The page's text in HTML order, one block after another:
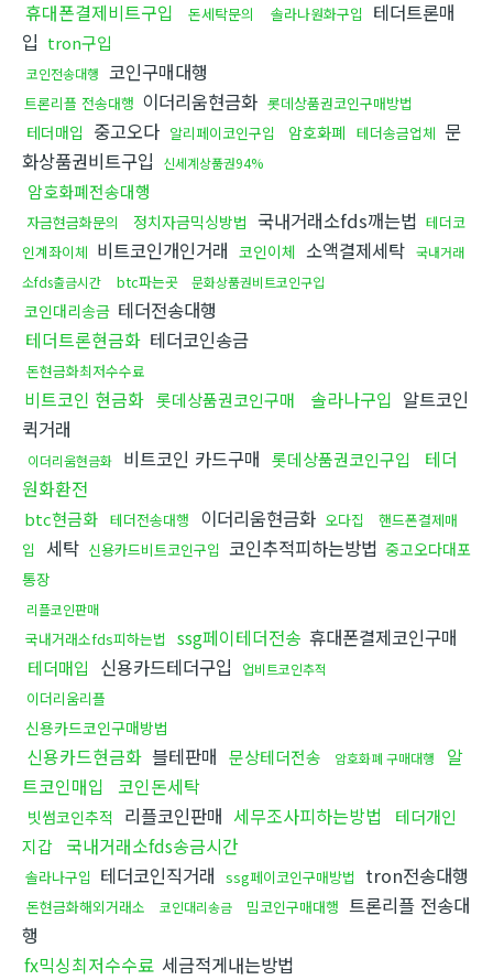
휴대폰결제비트구입
돈세탁문의 솔라나원화구입
테더트론매
입 tron구입
코인전송대행 코인구매대행
트론리플 전송대행 이더리움현금화 롯데상품권코인구매방법
테더매입 중고오다 알리페이코인구입 암호화폐 테더송금업체 문
화상품권비트구입
신세계상품권94%
암호화폐전송대행
자금현금화문의 정치자금믹싱방법 국내거래소fds깨는법 테더코
인계좌이체 비트코인개인거래 코인이체 소액결제세탁 국내거래
소fds출금시간
btc파는곳 문화상품권비트코인구입
코인대리송금 테더전송대행
테더트론현금화 테더코인송금
돈현금화최저수수료
비트코인 현금화 롯데상품권코인구매 솔라나구입 알트코인
퀵거래
이더리움현금화 비트코인 카드구매 롯데상품권코인구입
테더
원화환전
btc현금화 테더전송대행 이더리움현금화 오다집
핸드폰결제매
입
세탁 신용카드비트코인구입 코인추적피하는방법 중고오다대포
통장
리플코인판매
국내거래소fds피하는법 ssg페이테더전송 휴대폰결제코인구매
테더매입 신용카드테더구입 업비트코인추적
이더리움리플
신용카드코인구매방법
신용카드현금화 블테판매 문상테더전송 암호화폐 구매대행
알
트코인매입 코인돈세탁
빗썸코인추적 리플코인판매 세무조사피하는방법
테더개인
지갑
국내거래소fds송금시간
솔라나구입 테더코인직거래 ssg페이코인구매방법 tron전송대행
돈현금화해외거래소 코인대리송금 밈코인구매대행 트론리플 전송대
행
fx믹싱최저수수료 세금적게내는방법